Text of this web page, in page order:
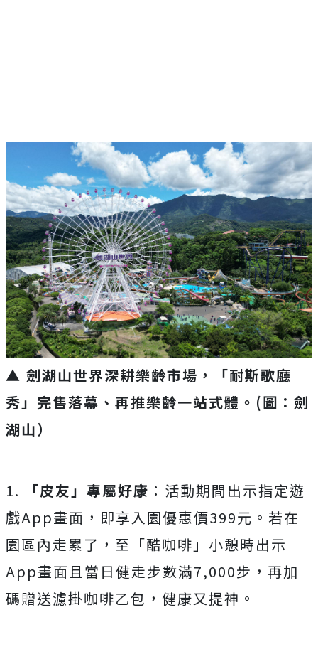
▲ 劍湖山世界深耕樂齡市場，「耐斯歌廳
秀」完售落幕、再推樂齡一站式體。(圖：劍
湖山）
1. 「皮友」專屬好康 ：活動期間出示指定遊
戲App畫面，即享入園優惠價399元。若在
園區內走累了，至「酷咖啡」小憩時出示
App畫面且當日健走步數滿7,000步，再加
碼贈送濾掛咖啡乙包，健康又提神。